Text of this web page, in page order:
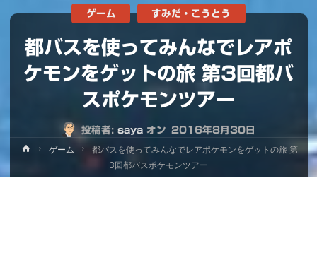
都バスを使ってみんなでレアポ
ケモンをゲットの旅 第3回都バ
スポケモンツアー
投稿者: saya オン 2016年8月30日
ゲーム すみだ・こうとう
ホ
ム
ゲーム
都バスを使ってみんなでレアポケモンをゲットの旅 第
3回都バスポケモンツアー